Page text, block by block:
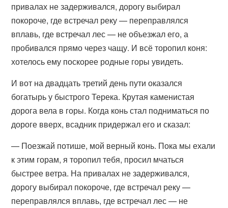
привалах не задерживался, дорогу выбирал
покороче, где встречал реку — переправлялся
вплавь, где встречал лес — не объезжал его, а
пробивался прямо через чащу. И всё торопил коня:
хотелось ему поскорее родные горы увидеть.
И вот на двадцать третий день пути оказался
богатырь у быстрого Терека. Крутая каменистая
дорога вела в горы. Когда конь стал подниматься по
дороге вверх, всадник придержал его и сказал:
— Поезжай потише, мой верный конь. Пока мы ехали
к этим горам, я торопил тебя, просил мчаться
быстрее ветра. На привалах не задерживался,
дорогу выбирал покороче, где встречал реку —
переправлялся вплавь, где встречал лес — не